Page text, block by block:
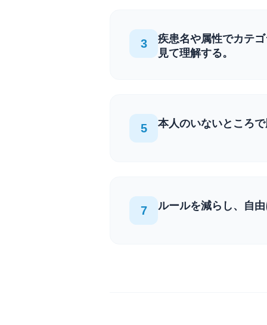
3
疾患名や属性でカテ
見て理解する。
5 本人のいないところ
7 ルールを減らし、自